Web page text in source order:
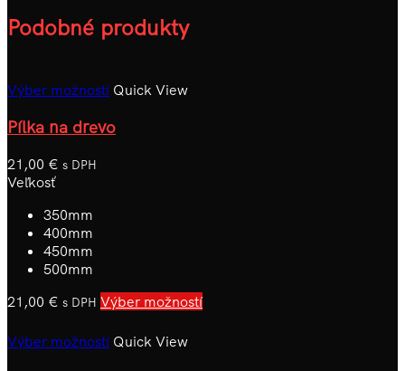
Podobné produkty
Výber možností Quick View
Pílka na drevo
21,00 € s DPH
Veľkosť
350mm
400mm
450mm
500mm
21,00 € s DPH Výber možností
Výber možností Quick View